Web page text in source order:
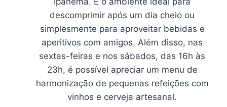
descomprimir após um dia cheio ou
simplesmente para aproveitar bebidas e
aperitivos com amigos. Além disso, nas
sextas-feiras e nos sábados, das 16h às
23h, é possível apreciar um menu de
harmonização de pequenas refeições com
vinhos e cerveja artesanal.